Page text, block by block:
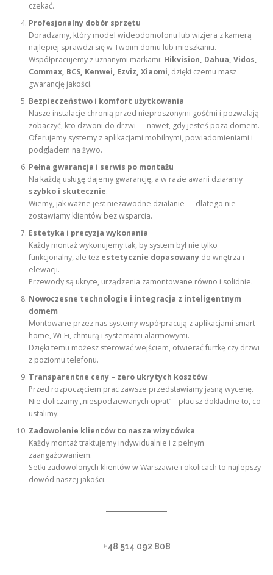
czekać.
Profesjonalny dobór sprzętu
Doradzamy, który model wideodomofonu lub wizjera z kamerą
najlepiej sprawdzi się w Twoim domu lub mieszkaniu.
Współpracujemy z uznanymi markami: Hikvision, Dahua, Vidos,
Commax, BCS, Kenwei, Ezviz, Xiaomi, dzięki czemu masz
gwarancję jakości.
Bezpieczeństwo i komfort użytkowania
Nasze instalacje chronią przed nieproszonymi gośćmi i pozwalają
zobaczyć, kto dzwoni do drzwi — nawet, gdy jesteś poza domem.
Oferujemy systemy z aplikacjami mobilnymi, powiadomieniami i
podglądem na żywo.
Pełna gwarancja i serwis po montażu
Na każdą usługę dajemy gwarancję, a w razie awarii działamy
szybko i skutecznie.
Wiemy, jak ważne jest niezawodne działanie — dlatego nie
zostawiamy klientów bez wsparcia.
Estetyka i precyzja wykonania
Każdy montaż wykonujemy tak, by system był nie tylko
funkcjonalny, ale też estetycznie dopasowany do wnętrza i
elewacji.
Przewody są ukryte, urządzenia zamontowane równo i solidnie.
Nowoczesne technologie i integracja z inteligentnym
domem
Montowane przez nas systemy współpracują z aplikacjami smart
home, Wi-Fi, chmurą i systemami alarmowymi.
Dzięki temu możesz sterować wejściem, otwierać furtkę czy drzwi
z poziomu telefonu.
Transparentne ceny – zero ukrytych kosztów
Przed rozpoczęciem prac zawsze przedstawiamy jasną wycenę.
Nie doliczamy „niespodziewanych opłat” – płacisz dokładnie to, co
ustalimy.
Zadowolenie klientów to nasza wizytówka
Każdy montaż traktujemy indywidualnie i z pełnym
zaangażowaniem.
Setki zadowolonych klientów w Warszawie i okolicach to najlepszy
dowód naszej jakości.
+48 514 092 808